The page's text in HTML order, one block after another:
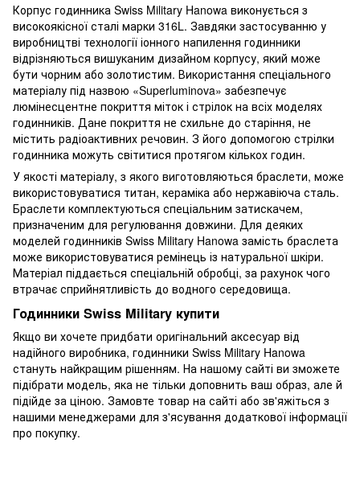
Корпус годинника Swiss Military Hanowa виконується з
високоякісної сталі марки 316L. Завдяки застосуванню у
виробництві технології іонного напилення годинники
відрізняються вишуканим дизайном корпусу, який може
бути чорним або золотистим. Використання спеціального
матеріалу під назвою «Superluminova» забезпечує
люмінесцентне покриття міток і стрілок на всіх моделях
годинників. Дане покриття не схильне до старіння, не
містить радіоактивних речовин. З його допомогою стрілки
годинника можуть світитися протягом кількох годин.
У якості матеріалу, з якого виготовляються браслети, може
використовуватися титан, кераміка або нержавіюча сталь.
Браслети комплектуються спеціальним затискачем,
призначеним для регулювання довжини. Для деяких
моделей годинників Swiss Military Hanowa замість браслета
може використовуватися ремінець із натуральної шкіри.
Матеріал піддається спеціальній обробці, за рахунок чого
втрачає сприйнятливість до водного середовища.
Годинники Swiss Military купити
Якщо ви хочете придбати оригінальний аксесуар від
надійного виробника, годинники Swiss Military Hanowa
стануть найкращим рішенням. На нашому сайті ви зможете
підібрати модель, яка не тільки доповнить ваш образ, але й
підійде за ціною. Замовте товар на сайті або зв'яжіться з
нашими менеджерами для з'ясування додаткової інформації
про покупку.